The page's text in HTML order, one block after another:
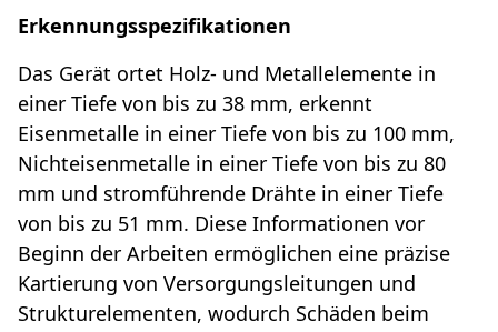
Erkennungsspezifikationen
Das Gerät ortet Holz- und Metallelemente in
einer Tiefe von bis zu 38 mm, erkennt
Eisenmetalle in einer Tiefe von bis zu 100 mm,
Nichteisenmetalle in einer Tiefe von bis zu 80
mm und stromführende Drähte in einer Tiefe
von bis zu 51 mm. Diese Informationen vor
Beginn der Arbeiten ermöglichen eine präzise
Kartierung von Versorgungsleitungen und
Strukturelementen, wodurch Schäden beim